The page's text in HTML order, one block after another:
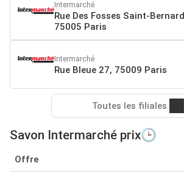
Intermarché
Rue Des Fosses Saint-
75005 Paris
Intermarché
Rue Bleue 27, 75009 Paris
Toutes les filiales
Savon Intermarché prix🕒
Offre